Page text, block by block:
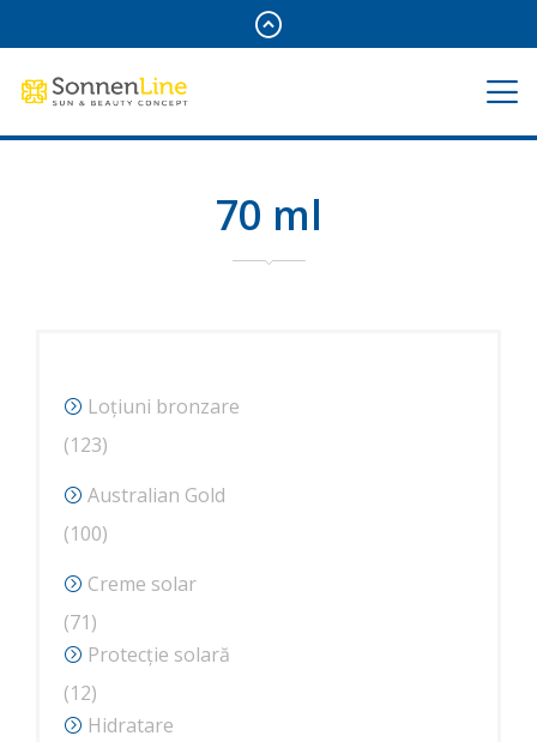
70 ml
Loțiuni bronzare
123123
produse
Australian Gold
100100
produse
Creme solar
7171
de
produse
Protecție solară
1212
produse
Hidratare